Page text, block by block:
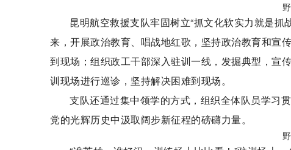
昆明航空救援支队牢固树立“抓文化软实力就是
来，开展政治教育、唱战地红歌，坚持政治教育和宣
到现场；组织政工干部深入驻训一线，发掘典型，宣
训现场进行巡诊，坚持解决困难到现场。
支队还通过集中领学的方式，组织全体队员学习
党的光辉历史中汲取阔步新征程的磅礴力量。